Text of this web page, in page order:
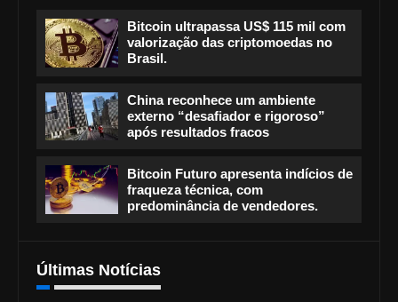
Bitcoin ultrapassa US$ 115 mil com
valorização das criptomoedas no
Brasil.
China reconhece um ambiente
externo “desafiador e rigoroso”
após resultados fracos
Bitcoin Futuro apresenta indícios de
fraqueza técnica, com
predominância de vendedores.
Últimas Notícias